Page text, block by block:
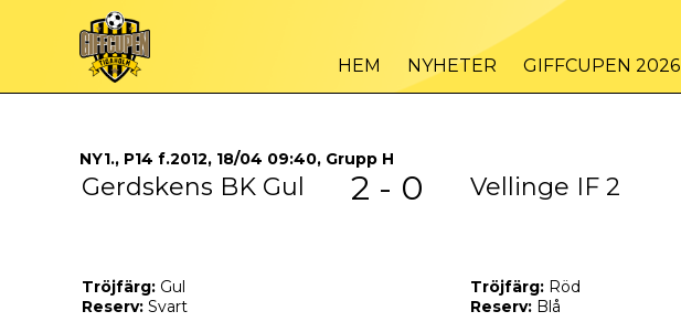
HEM NYHETER GIFFCUPEN 2026
NY1., P14 f.2012, 18/04 09:40, Grupp H
Gerdskens BK Gul 2 - 0 Vellinge IF 2
Tröjfärg: Gul
Reserv: Svart
Tröjfärg: Röd
Reserv: Blå